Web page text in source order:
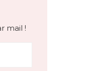
mail !